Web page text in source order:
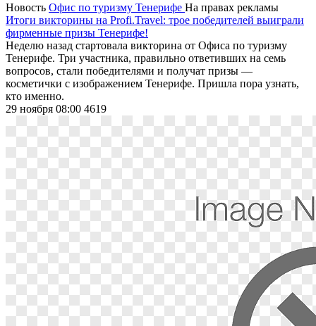
Новость Офис по туризму Тенерифе На правах рекламы
Итоги викторины на Profi.Travel: трое победителей выиграли
фирменные призы Тенерифе!
Неделю назад стартовала викторина от Офиса по туризму
Тенерифе. Три участника, правильно ответивших на семь
вопросов, стали победителями и получат призы —
косметички с изображением Тенерифе. Пришла пора узнать,
кто именно.
29 ноября 08:00 4619